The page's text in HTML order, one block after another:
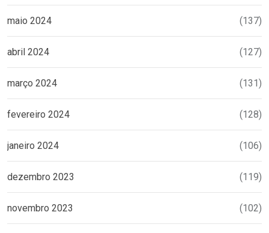
maio 2024 (137)
abril 2024 (127)
março 2024 (131)
fevereiro 2024 (128)
janeiro 2024 (106)
dezembro 2023 (119)
novembro 2023 (102)